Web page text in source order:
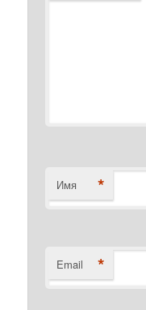
Имя *
Email *